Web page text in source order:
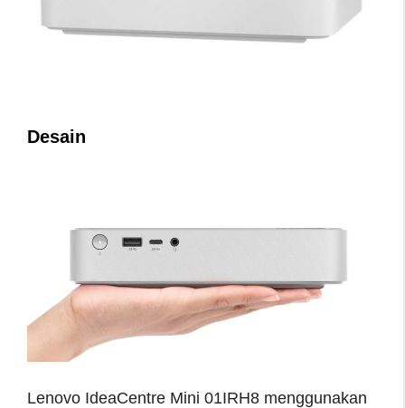
Desain
Lenovo IdeaCentre Mini 01IRH8 menggunakan